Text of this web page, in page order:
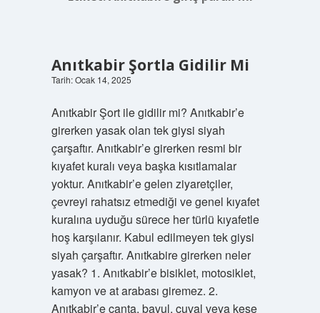
Anıtkabir Şortla Gidilir Mi
Tarih: Ocak 14, 2025
Anıtkabir Şort ile gidilir mi? Anıtkabir’e
girerken yasak olan tek giysi siyah
çarşaftır. Anıtkabir’e girerken resmi bir
kıyafet kuralı veya başka kısıtlamalar
yoktur. Anıtkabir’e gelen ziyaretçiler,
çevreyi rahatsız etmediği ve genel kıyafet
kuralına uyduğu sürece her türlü kıyafetle
hoş karşılanır. Kabul edilmeyen tek giysi
siyah çarşaftır. Anıtkabire girerken neler
yasak? 1. Anıtkabir’e bisiklet, motosiklet,
kamyon ve at arabası giremez. 2.
Anıtkabir’e çanta, bavul, çuval veya kese